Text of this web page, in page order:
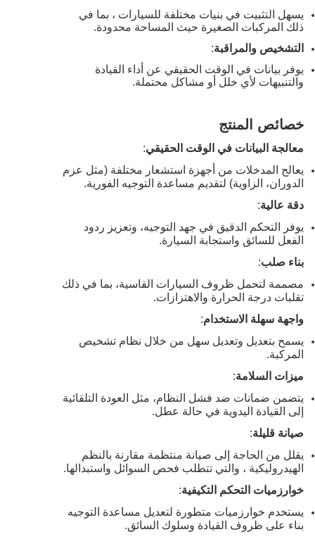
يسهل التثبيت في بنيات مختلفة للسيارات ، بما في
ذلك المركبات الصغيرة حيث المساحة محدودة.
التشخيص والمراقبة:
يوفر بيانات في الوقت الحقيقي عن أداء القيادة
والتنبيهات لأي خلل أو مشاكل محتملة.
خصائص المنتج
معالجة البيانات في الوقت الحقيقي :
يعالج المدخلات من أجهزة استشعار مختلفة (مثل عزم
الدوران، الزاوية) لتقديم مساعدة التوجيه الفورية.
دقة عالية:
يوفر التحكم الدقيق في جهد التوجيه، وتعزيز ردود
الفعل للسائق واستجابة السيارة.
بناء صلب:
مصممة لتحمل ظروف السيارات القاسية، بما في ذلك
تقلبات درجة الحرارة والاهتزازات.
واجهة سهلة الاستخدام:
يسمح بتعديل وتعديل سهل من خلال نظام تشخيص
المركبة.
ميزات السلامة:
يتضمن ضمانات ضد فشل النظام، مثل العودة التلقائية
إلى القيادة اليدوية في حالة عطل.
صيانة قليلة:
يقلل من الحاجة إلى صيانة منتظمة مقارنة بالنظم
الهيدروليكية ، والتي تتطلب فحص السوائل واستبدالها.
خوارزميات التحكم التكيفية:
يستخدم خوارزميات متطورة لتعديل مساعدة التوجيه
بناء على ظروف القيادة وسلوك السائق.